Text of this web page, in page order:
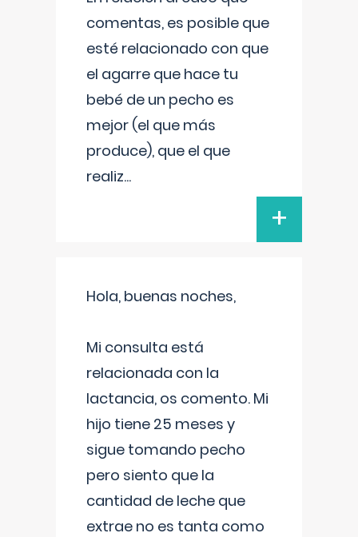
comentas, es posible que
esté relacionado con que
el agarre que hace tu
bebé de un pecho es
mejor (el que más
produce), que el que
realiz...
+
Hola, buenas noches,
Mi consulta está
relacionada con la
lactancia, os comento. Mi
hijo tiene 25 meses y
sigue tomando pecho
pero siento que la
cantidad de leche que
extrae no es tanta como